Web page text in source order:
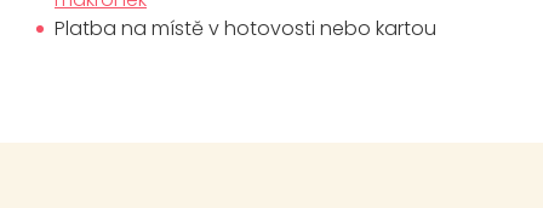
Platba na místě v hotovosti nebo kartou